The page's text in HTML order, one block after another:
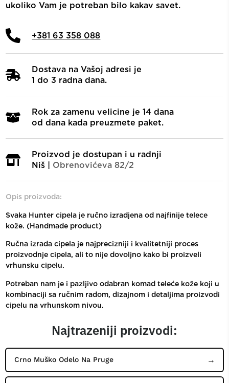
ukoliko Vam je potreban bilo kakav savet.
+381 63 358 088
Dostava na Vašoj adresi je
1 do 3 radna dana.
Rok za zamenu velicine je 14 dana
od dana kada preuzmete paket.
Proizvod je dostupan i u radnji
Niš | Obrenovićeva 82/2
Opis proizvoda:
Svaka Hunter cipela je ručno izradjena od najfinije telece
kože. (Handmade product)
Ručna izrada cipela je najprecizniji i kvalitetniji proces
proizvodnje cipela, ali to nije dovoljno kako bi proizveli
vrhunsku cipelu.
Potreban nam je i pazljivo odabran komad teleće kože koji u
kombinaciji sa ručnim radom, dizajnom i detaljima proizvodi
cipelu na vrhunskom nivou.
Najtrazeniji proizvodi:
Crno Muško Odelo Na Pruge